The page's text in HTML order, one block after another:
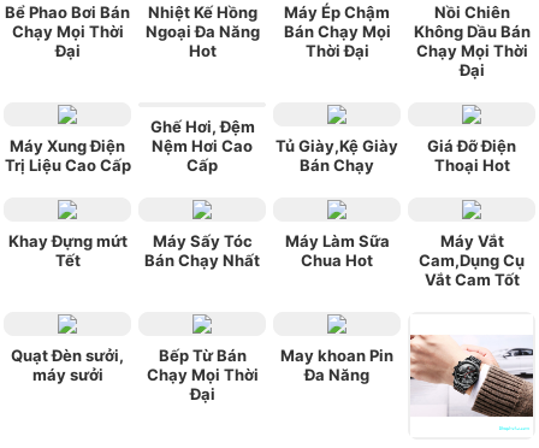
Bể Phao Bơi Bán
Chạy Mọi Thời
Đại
Nhiệt Kế Hồng
Ngoại Đa Năng
Hot
Máy Ép Chậm
Bán Chạy Mọi
Thời Đại
Nồi Chiên
Không Dầu Bán
Chạy Mọi Thời
Đại
Máy Xung Điện
Trị Liệu Cao Cấp
Ghế Hơi, Đệm
Nệm Hơi Cao
Cấp
Tủ Giày,Kệ Giày
Bán Chạy
Giá Đỡ Điện
Thoại Hot
Khay Đựng mứt
Tết
Máy Sấy Tóc
Bán Chạy Nhất
Máy Làm Sữa
Chua Hot
Máy Vắt
Cam,Dụng Cụ
Vắt Cam Tốt
Quạt Đèn sưởi,
máy sưởi
Bếp Từ Bán
Chạy Mọi Thời
Đại
May khoan Pin
Đa Năng